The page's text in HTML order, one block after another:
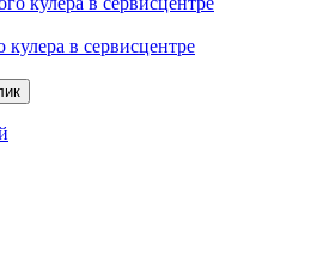
кулера в сервисцентре